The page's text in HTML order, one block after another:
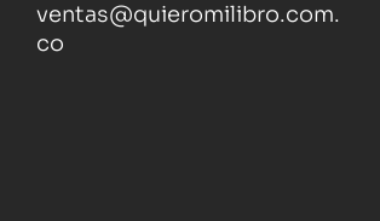
ventas@quieromilibro.com.
co